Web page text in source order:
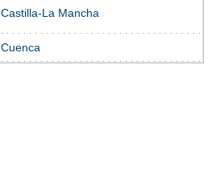
Castilla-La Mancha
Cuenca